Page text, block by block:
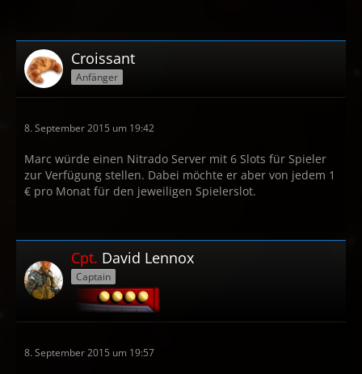
Croissant
Anfänger
8. September 2015 um 19:42
Marc würde einen Nitrado Server mit 6 Slots für Spieler
zur Verfügung stellen. Dabei möchte er aber von jedem 1
€ pro Monat für den jeweiligen Spielerslot.
Cpt. David Lennox
Captain
8. September 2015 um 19:57